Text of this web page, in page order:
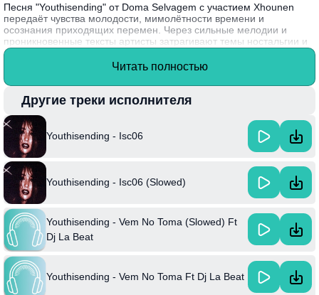
Песня "Youthisending" от Doma Selvagem с участием Xhounen
передаёт чувства молодости, мимолётности времени и
осознания приходящих перемен. Через сильные мелодии и
проникновенные тексты артисты затрагивают темы ностальгии и
поиска своего места в мире, создавая атмосферу глубокой
эмоциональной связи с слушателем. В каждом слове ощущается
они исчезнут.
Интересный факт: Doma Selvagem стал известен благодаря
уникальному сочетанию различных музыкальных стилей, что
позволяет ему привлекать внимание как поклонников, так и
критиков.
Читать полностью
Другие треки исполнителя
Youthisending - Isc06
Youthisending - Isc06 (Slowed)
Youthisending - Vem No Toma (Slowed) Ft
Dj La Beat
Youthisending - Vem No Toma Ft Dj La Beat